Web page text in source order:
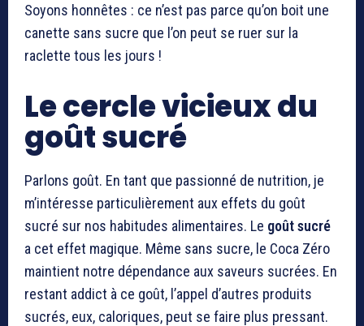
Soyons honnêtes : ce n’est pas parce qu’on boit une
canette sans sucre que l’on peut se ruer sur la
raclette tous les jours !
Le cercle vicieux du
goût sucré
Parlons goût. En tant que passionné de nutrition, je
m’intéresse particulièrement aux effets du goût
sucré sur nos habitudes alimentaires. Le goût sucré
a cet effet magique. Même sans sucre, le Coca Zéro
maintient notre dépendance aux saveurs sucrées. En
restant addict à ce goût, l’appel d’autres produits
sucrés, eux, caloriques, peut se faire plus pressant.